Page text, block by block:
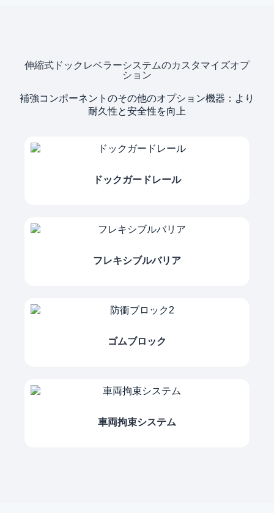
伸縮式ドックレベラーシステムのカスタマイズオプ
ション
補強コンポーネントのその他のオプション機器：より
耐久性と安全性を向上
ドックガードレール
フレキシブルバリア
ゴムブロック
車両拘束システム